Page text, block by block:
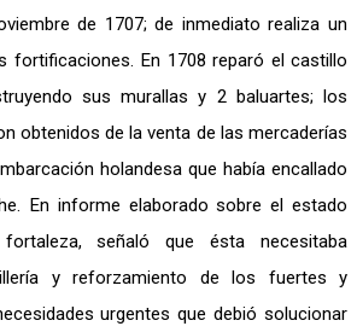
de 1707; de inmediato realiza un
fortificaciones. En 1708 reparó el castillo
sus murallas y 2 baluartes; los
obtenidos de la venta de las mercaderías
holandesa que había encallado
En informe elaborado sobre el estado
señaló que ésta necesitaba
y reforzamiento de los fuertes y
urgentes que debió solucionar